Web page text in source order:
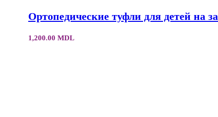
Ортопедические туфли для детей на
1,200.00 MDL